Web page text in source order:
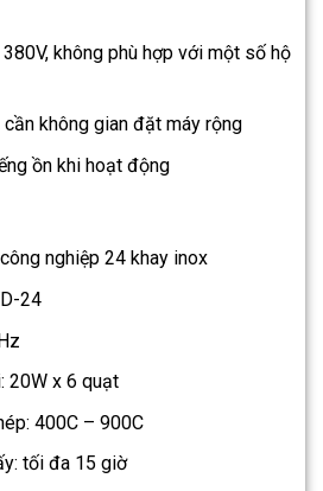
không phù hợp với một số hộ
không gian đặt máy rộng
ồn khi hoạt động
nghiệp 24 khay inox
24
20W x 6 quạt
400C – 900C
tối đa 15 giờ